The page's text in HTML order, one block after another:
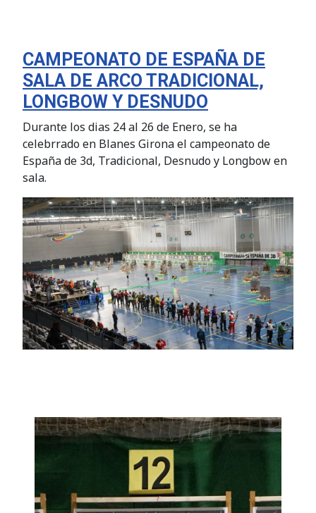
CAMPEONATO DE ESPAÑA DE
SALA DE ARCO TRADICIONAL,
LONGBOW Y DESNUDO
Durante los dias 24 al 26 de Enero, se ha
celebrrado en Blanes Girona el campeonato de
España de 3d, Tradicional, Desnudo y Longbow en
sala.